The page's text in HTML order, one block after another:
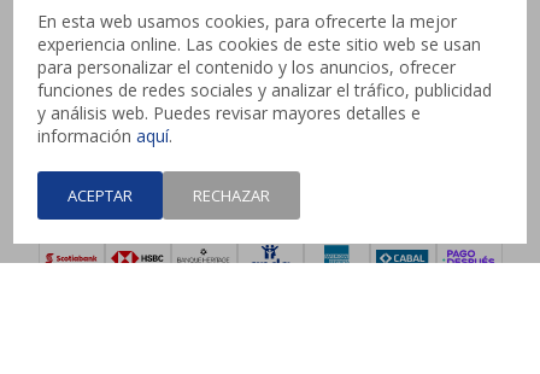
En esta web usamos cookies, para ofrecerte la mejor
experiencia online. Las cookies de este sitio web se usan
para personalizar el contenido y los anuncios, ofrecer
funciones de redes sociales y analizar el tráfico, publicidad
y análisis web. Puedes revisar mayores detalles e
informaciónaquí.
ACEPTAR RECHAZAR
Lunes a Domingo de 10 a 21 hs - Pick up web 3 a
4 días hábiles.
   